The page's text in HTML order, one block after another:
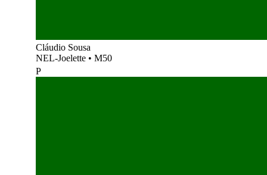
Cláudio Sousa
NEL-Joelette • M50
P